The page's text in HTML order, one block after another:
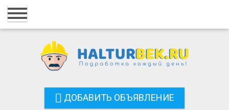
Главная
Регистрация
Добавить объявление
ДОБАВИТЬ ОБЪЯВЛЕНИЕ